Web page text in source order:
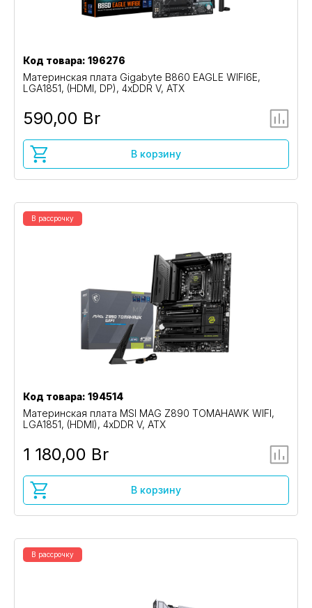
Код товара: 196276
Материнская плата Gigabyte B860 EAGLE WIFI6E,
LGA1851, (HDMI, DP), 4xDDR V, ATX
590,00 Br
В корзину
В рассрочку
Код товара: 194514
Материнская плата MSI MAG Z890 TOMAHAWK WIFI,
LGA1851, (HDMI), 4xDDR V, ATX
1 180,00 Br
В корзину
В рассрочку